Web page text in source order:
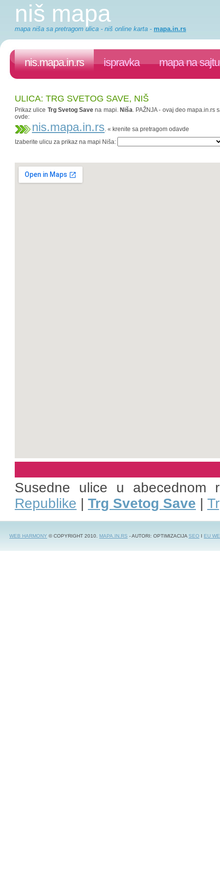
niš mapa
mapa niša sa pretragom ulica - niš online karta - mapa.in.rs
nis.mapa.in.rs ispravka mapa na sajtu
ULICA: TRG SVETOG SAVE, NIŠ
Prikaz ulice Trg Svetog Save na mapi. Niša. PAŽNJA - ovaj deo mapa.in.rs
ovde:
nis.mapa.in.rs. « krenite sa pretragom odavde
Izaberite ulicu za prikaz na mapi Niša:
Susedne ulice u abecednom
Republike | Trg Svetog Save |
WEB HARMONY © COPYRIGHT 2010. MAPA.IN.RS - AUTORI: OPTIMIZACIJASEO I EU